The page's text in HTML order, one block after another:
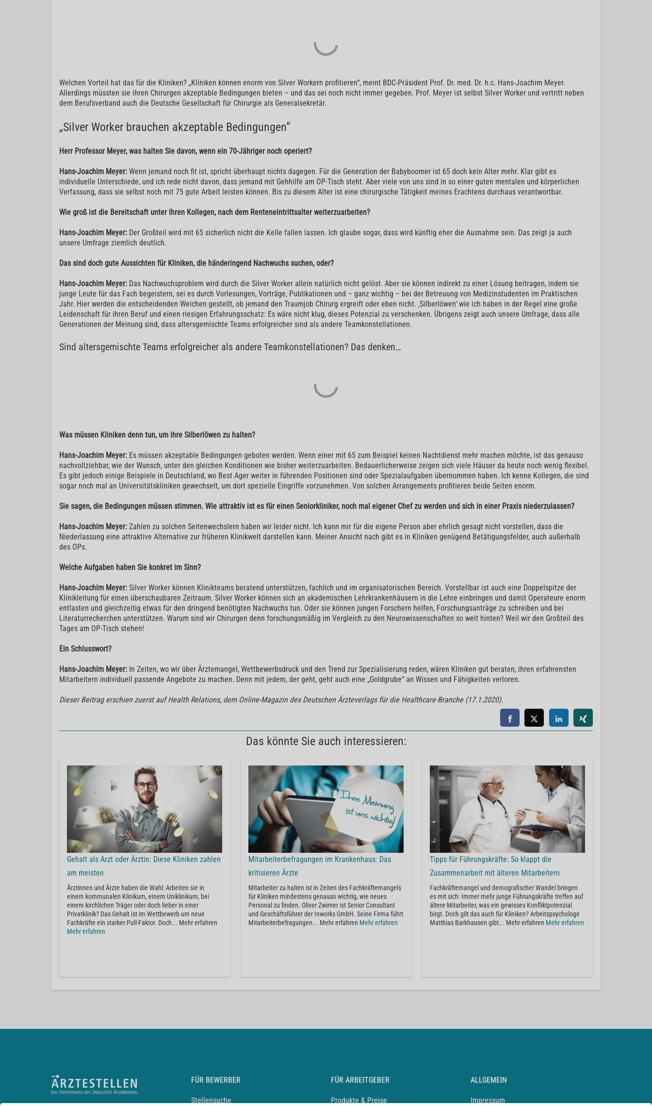
Welchen Vorteil hat das für die Kliniken? „Kliniken können enorm von Silver Workern profitieren“, meint BDC-Präsident Prof. Dr. med. Dr. h.c. Hans-Joachim Meyer.
Allerdings müssten sie ihren Chirurgen akzeptable Bedingungen bieten – und das sei noch nicht immer gegeben. Prof. Meyer ist selbst Silver Worker und vertritt neben
dem Berufsverband auch die Deutsche Gesellschaft für Chirurgie als Generalsekretär.
„Silver Worker brauchen akzeptable Bedingungen“
Herr Professor Meyer, was halten Sie davon, wenn ein 70-Jähriger noch operiert?
Hans-Joachim Meyer: Wenn jemand noch fit ist, spricht überhaupt nichts dagegen. Für die Generation der Babyboomer ist 65 doch kein Alter mehr. Klar gibt es
individuelle Unterschiede, und ich rede nicht davon, dass jemand mit Gehhilfe am OP-Tisch steht. Aber viele von uns sind in so einer guten mentalen und körperlichen
Verfassung, dass sie selbst noch mit 75 gute Arbeit leisten können. Bis zu diesem Alter ist eine chirurgische Tätigkeit meines Erachtens durchaus verantwortbar.
Wie groß ist die Bereitschaft unter Ihren Kollegen, nach dem Renteneintrittsalter weiterzuarbeiten?
Hans-Joachim Meyer: Der Großteil wird mit 65 sicherlich nicht die Kelle fallen lassen. Ich glaube sogar, dass wird künftig eher die Ausnahme sein. Das zeigt ja auch
unsere Umfrage ziemlich deutlich.
Das sind doch gute Aussichten für Kliniken, die händeringend Nachwuchs suchen, oder?
Hans-Joachim Meyer: Das Nachwuchsproblem wird durch die Silver Worker allein natürlich nicht gelöst. Aber sie können indirekt zu einer Lösung beitragen, indem sie
junge Leute für das Fach begeistern, sei es durch Vorlesungen, Vorträge, Publikationen und – ganz wichtig – bei der Betreuung von Medizinstudenten im Praktischen
Jahr. Hier werden die entscheidenden Weichen gestellt, ob jemand den Traumjob Chirurg ergreift oder eben nicht. ‚Silberlöwen‘ wie ich haben in der Regel eine große
Leidenschaft für ihren Beruf und einen riesigen Erfahrungsschatz: Es wäre nicht klug, dieses Potenzial zu verschenken. Übrigens zeigt auch unsere Umfrage, dass alle
Generationen der Meinung sind, dass altersgemischte Teams erfolgreicher sind als andere Teamkonstellationen.
Sind altersgemischte Teams erfolgreicher als andere Teamkonstellationen? Das denken…
Was müssen Kliniken denn tun, um ihre Silberlöwen zu halten?
Hans-Joachim Meyer: Es müssen akzeptable Bedingungen geboten werden. Wenn einer mit 65 zum Beispiel keinen Nachtdienst mehr machen möchte, ist das genauso
nachvollziehbar, wie der Wunsch, unter den gleichen Konditionen wie bisher weiterzuarbeiten. Bedauerlicherweise zeigen sich viele Häuser da heute noch wenig flexibel.
Es gibt jedoch einige Beispiele in Deutschland, wo Best Ager weiter in führenden Positionen sind oder Spezialaufgaben übernommen haben. Ich kenne Kollegen, die sind
sogar noch mal an Universitätskliniken gewechselt, um dort spezielle Eingriffe vorzunehmen. Von solchen Arrangements profitieren beide Seiten enorm.
Sie sagen, die Bedingungen müssen stimmen. Wie attraktiv ist es für einen Seniorkliniker, noch mal eigener Chef zu werden und sich in einer Praxis niederzulassen?
Hans-Joachim Meyer: Zahlen zu solchen Seitenwechslern haben wir leider nicht. Ich kann mir für die eigene Person aber ehrlich gesagt nicht vorstellen, dass die
Niederlassung eine attraktive Alternative zur früheren Klinikwelt darstellen kann. Meiner Ansicht nach gibt es in Kliniken genügend Betätigungsfelder, auch außerhalb
des OPs.
Welche Aufgaben haben Sie konkret im Sinn?
Hans-Joachim Meyer: Silver Worker können Klinikteams beratend unterstützen, fachlich und im organisatorischen Bereich. Vorstellbar ist auch eine Doppelspitze der
Klinikleitung für einen überschaubaren Zeitraum. Silver Worker können sich an akademischen Lehrkrankenhäusern in die Lehre einbringen und damit Operateure enorm
entlasten und gleichzeitig etwas für den dringend benötigten Nachwuchs tun. Oder sie können jungen Forschern helfen, Forschungsanträge zu schreiben und bei
Literaturrecherchen unterstützen. Warum sind wir Chirurgen denn forschungsmäßig im Vergleich zu den Neurowissenschaften so weit hinten? Weil wir den Großteil des
Tages am OP-Tisch stehen!
Ein Schlusswort?
Hans-Joachim Meyer: In Zeiten, wo wir über Ärztemangel, Wettbewerbsdruck und den Trend zur Spezialisierung reden, wären Kliniken gut beraten, ihren erfahrensten
Mitarbeitern individuell passende Angebote zu machen. Denn mit jedem, der geht, geht auch eine „Goldgrube“ an Wissen und Fähigkeiten verloren.
Dieser Beitrag erschien zuerst auf Health Relations, dem Online-Magazin des Deutschen Ärzteverlags für die Healthcare-Branche (17.1.2020).
Das könnte Sie auch interessieren:
Gehalt als Arzt oder Ärztin: Diese Kliniken zahlen
am meisten
Ärztinnen und Ärzte haben die Wahl: Arbeiten sie in
einem kommunalen Klinikum, einem Uniklinikum, bei
einem kirchlichen Träger oder doch lieber in einer
Privatklinik? Das Gehalt ist im Wettbewerb um neue
Fachkräfte ein starker Pull-Faktor. Doch... Mehr erfahren
Mehr erfahren
Mitarbeiterbefragungen im Krankenhaus: Das
kritisieren Ärzte
Mitarbeiter zu halten ist in Zeiten des Fachkräftemangels
für Kliniken mindestens genauso wichtig, wie neues
Personal zu finden. Oliver Zwirner ist Senior Consultant
und Geschäftsführer der Inworks GmbH. Seine Firma führt
Mitarbeiterbefragungen... Mehr erfahren Mehr erfahren
Tipps für Führungskräfte: So klappt die
Zusammenarbeit mit älteren Mitarbeitern
Fachkräftemangel und demografischer Wandel bringen
es mit sich: Immer mehr junge Führungskräfte treffen auf
ältere Mitarbeiter, was ein gewisses Konfliktpotenzial
birgt. Doch gilt das auch für Kliniken? Arbeitspsychologe
Matthias Barkhausen gibt... Mehr erfahren Mehr erfahren
FÜR BEWERBER
Stellensuche
FÜR ARBEITGEBER
Produkte & Preise
ALLGEMEIN
Impressum